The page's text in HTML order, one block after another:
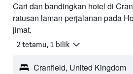
Cari dan bandingkan hotel di
ratusan laman perjalanan pada
jimat.
2 tetamu, 1 bilik
Cranfield, United Kingdom